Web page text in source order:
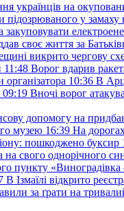
українців на
підозрюваного у замаху
закуповувати
своє життя за
викрито чергову
11:48 Ворог вдарив
10:36 В
09:19 Вночі ворог
допомогу на
музею 16:39 На
пошкоджено буксир
свого однорічного
пункту
В Ізмаїлі відкрито
за ґрати на